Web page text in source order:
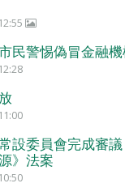
民警惕偽冒金融
設委員會完成審
》法案